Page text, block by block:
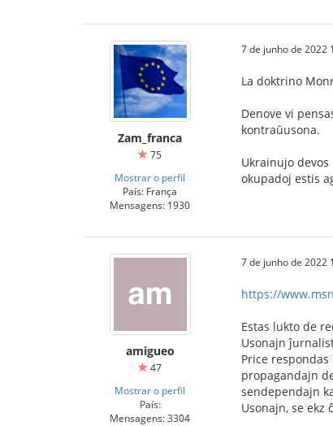
Zam_franca
75
Mostrar o perfil
País: França
Mensagens: 1930
7 de junho de 2022
La doktrino
Denove vi
kontraŭusona.
Ukrainujo
okupadoj estis
amigueo
47
Mostrar o perfil
País:
Mensagens: 3304
7 de junho de 2022
https://
Estas lukto de
Usonajn
Price
propagandajn
sendependajn
Usonajn, se ekz